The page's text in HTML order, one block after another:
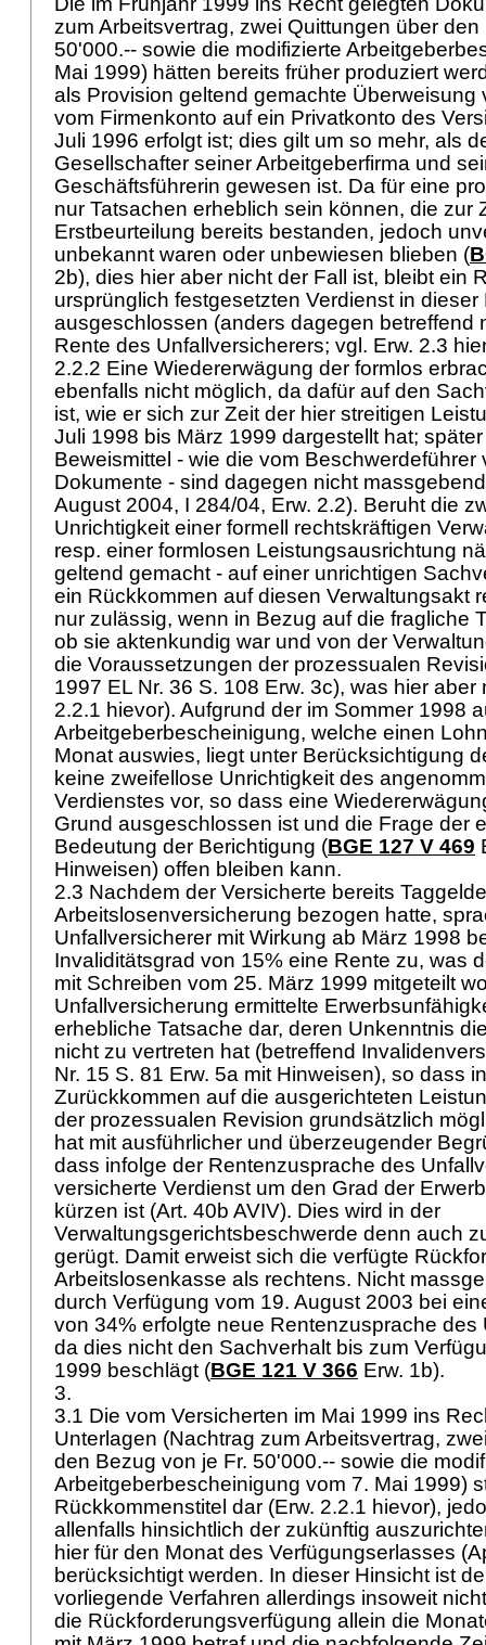
zum Arbeitsvertrag, zwei Quittungen über
50'000.-- sowie die modifizierte
Mai 1999) hätten bereits früher produziert
als Provision geltend gemachte Überweisung
vom Firmenkonto auf ein Privatkonto des
Juli 1996 erfolgt ist; dies gilt um so mehr, als
Gesellschafter seiner Arbeitgeberfirma und
Geschäftsführerin gewesen ist. Da für eine
nur Tatsachen erheblich sein können, die zur
Erstbeurteilung bereits bestanden, jedoch
unbekannt waren oder unbewiesen blieben (
2b), dies hier aber nicht der Fall ist, bleibt ein
ursprünglich festgesetzten Verdienst in dieser
ausgeschlossen (anders dagegen betreffend
Rente des Unfallversicherers; vgl. Erw. 2.3
2.2.2 Eine Wiedererwägung der formlos
ebenfalls nicht möglich, da dafür auf den
ist, wie er sich zur Zeit der hier streitigen
Juli 1998 bis März 1999 dargestellt hat;
Beweismittel - wie die vom Beschwerdeführer
Dokumente - sind dagegen nicht
August 2004, I 284/04, Erw. 2.2). Beruht die
Unrichtigkeit einer formell rechtskräftigen
resp. einer formlosen Leistungsausrichtung
geltend gemacht - auf einer unrichtigen
ein Rückkommen auf diesen Verwaltungsakt
nur zulässig, wenn in Bezug auf die fragliche
ob sie aktenkundig war und von der
die Voraussetzungen der prozessualen
1997 EL Nr. 36 S. 108 Erw. 3c), was hier aber
2.2.1 hievor). Aufgrund der im Sommer 1998
Arbeitgeberbescheinigung, welche einen
Monat auswies, liegt unter Berücksichtigung
keine zweifellose Unrichtigkeit des
Verdienstes vor, so dass eine
Grund ausgeschlossen ist und die Frage der
Bedeutung der Berichtigung (BGE 127 V 469
Hinweisen) offen bleiben kann.
2.3 Nachdem der Versicherte bereits
Arbeitslosenversicherung bezogen hatte,
Unfallversicherer mit Wirkung ab März 1998
Invaliditätsgrad von 15% eine Rente zu, was
mit Schreiben vom 25. März 1999 mitgeteilt
Unfallversicherung ermittelte
erhebliche Tatsache dar, deren Unkenntnis
nicht zu vertreten hat (betreffend
Nr. 15 S. 81 Erw. 5a mit Hinweisen), so dass
Zurückkommen auf die ausgerichteten
der prozessualen Revision grundsätzlich
hat mit ausführlicher und überzeugender
dass infolge der Rentenzusprache des
versicherte Verdienst um den Grad der
kürzen ist (Art. 40b AVIV). Dies wird in der
Verwaltungsgerichtsbeschwerde denn auch
gerügt. Damit erweist sich die verfügte
Arbeitslosenkasse als rechtens. Nicht
durch Verfügung vom 19. August 2003 bei
von 34% erfolgte neue Rentenzusprache des
da dies nicht den Sachverhalt bis zum
1999 beschlägt (BGE 121 V 366 Erw. 1b).
3.
3.1 Die vom Versicherten im Mai 1999 ins
Unterlagen (Nachtrag zum Arbeitsvertrag,
den Bezug von je Fr. 50'000.-- sowie die
Arbeitgeberbescheinigung vom 7. Mai 1999)
Rückkommenstitel dar (Erw. 2.2.1 hievor),
allenfalls hinsichtlich der zukünftig
hier für den Monat des Verfügungserlasses
berücksichtigt werden. In dieser Hinsicht ist
vorliegende Verfahren allerdings insoweit
die Rückforderungsverfügung allein die